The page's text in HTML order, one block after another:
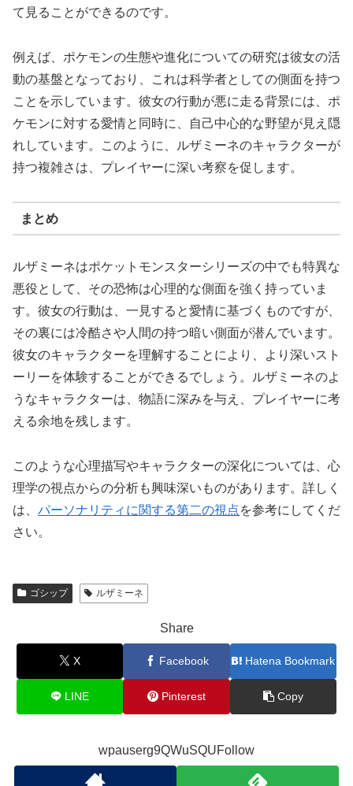
て見ることができるのです。
例えば、ポケモンの生態や進化についての研究は彼女の活
動の基盤となっており、これは科学者としての側面を持つ
ことを示しています。彼女の行動が悪に走る背景には、ポ
ケモンに対する愛情と同時に、自己中心的な野望が見え隠
れしています。このように、ルザミーネのキャラクターが
持つ複雑さは、プレイヤーに深い考察を促します。
まとめ
ルザミーネはポケットモンスターシリーズの中でも特異な
悪役として、その恐怖は心理的な側面を強く持っていま
す。彼女の行動は、一見すると愛情に基づくものですが、
その裏には冷酷さや人間の持つ暗い側面が潜んでいます。
彼女のキャラクターを理解することにより、より深いスト
ーリーを体験することができるでしょう。ルザミーネのよ
うなキャラクターは、物語に深みを与え、プレイヤーに考
える余地を残します。
このような心理描写やキャラクターの深化については、心
理学の視点からの分析も興味深いものがあります。詳しく
は、 パーソナリティに関する第二の視点を参考にしてくだ
さい。
ゴシップ ルザミーネ
Share
X Facebook Hatena Bookmark
LINE Pinterest Copy
wpauserg9QWuSQUFollow